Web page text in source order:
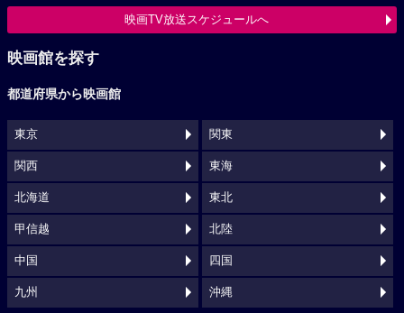
映画TV放送スケジュールへ
映画館を探す
都道府県から映画館
東京 関東
関西 東海
北海道 東北
甲信越 北陸
中国 四国
九州 沖縄